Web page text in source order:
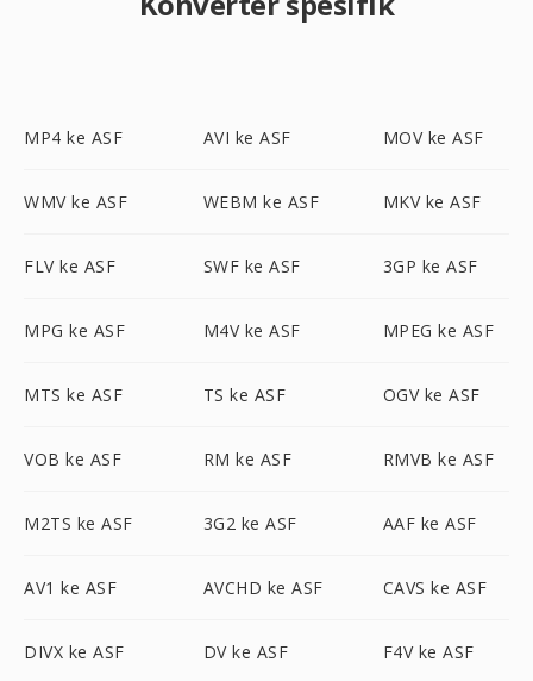
MP4 ke ASF AVI ke ASF MOV ke ASF
WMV ke ASF WEBM ke ASF MKV ke ASF
FLV ke ASF SWF ke ASF 3GP ke ASF
MPG ke ASF M4V ke ASF MPEG ke ASF
MTS ke ASF TS ke ASF OGV ke ASF
VOB ke ASF RM ke ASF RMVB ke ASF
M2TS ke ASF 3G2 ke ASF AAF ke ASF
AV1 ke ASF AVCHD ke ASF CAVS ke ASF
DIVX ke ASF DV ke ASF F4V ke ASF